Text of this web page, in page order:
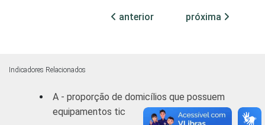
por domicílio é associada a uma Classe
anterior próxima
Indicadores Relacionados
A - proporção de domicílios que possuem
equipamentos tic